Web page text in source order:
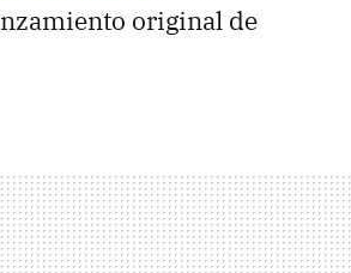
original de